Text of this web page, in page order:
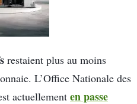
restaient plus au moins
L’Office Nationale des
actuellement en passe